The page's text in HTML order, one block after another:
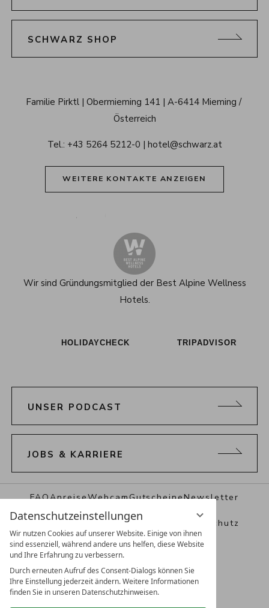
Datenschutzeinstellungen
Wir nutzen Cookies auf unserer Website. Einige von ihnen
sind essenziell, während andere uns helfen, diese Website
und Ihre Erfahrung zu verbessern.
Durch erneuten Aufruf des Consent-Dialogs können Sie
Ihre Einstellung jederzeit ändern. Weitere Informationen
finden Sie in unseren Datenschutzhinweisen.
SCHWARZ SHOP
Schwarz
Familie Pirktl Obermieming 141
A-6414 Mieming /
Österreich
Tel.: +43 5264 5212-0 hotel@schwarz.at
WEITERE KONTAKTE ANZEIGEN
Wir sind Gründungsmitglied der Best Alpine Wellness
Hotels.
HOLIDAYCHECK TRIPADVISOR
UNSER PODCAST
JOBS & KARRIERE
FAQAnreiseWebcamGutscheineNewsletter
Prospekte & PresseImpressum Datenschutz
DatenschutzeinstellungenAGB